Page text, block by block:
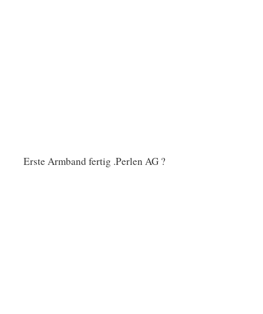
Erste Armband fertig .Perlen AG ?